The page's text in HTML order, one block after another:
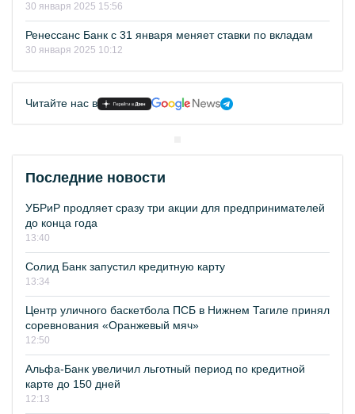
30 января 2025 15:56
Ренессанс Банк с 31 января меняет ставки по вкладам
30 января 2025 10:12
Читайте нас в
Последние новости
УБРиР продляет сразу три акции для предпринимателей
до конца года
13:40
Солид Банк запустил кредитную карту
13:34
Центр уличного баскетбола ПСБ в Нижнем Тагиле принял
соревнования «Оранжевый мяч»
12:50
Альфа-Банк увеличил льготный период по кредитной
карте до 150 дней
12:13